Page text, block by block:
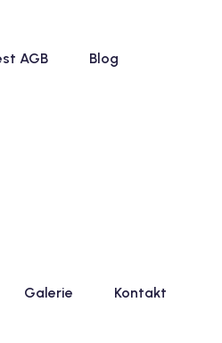
AGB Blog
Galerie Kontakt